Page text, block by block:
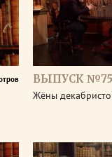
ВЫПУСК
Жёны